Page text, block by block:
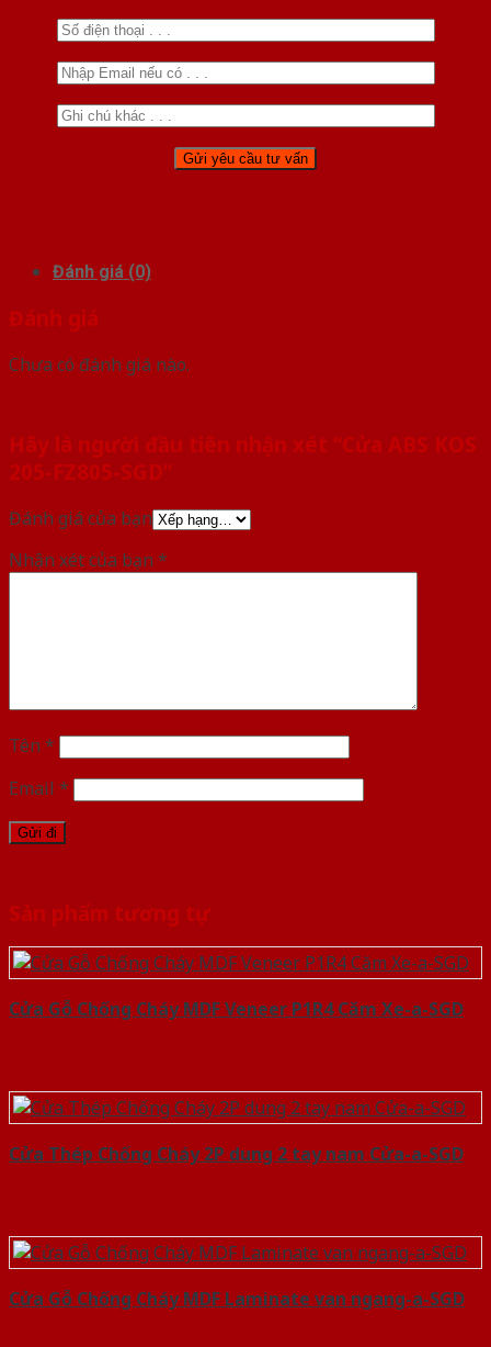
Đánh giá (0)
Đánh giá
Chưa có đánh giá nào.
Hãy là người đầu tiên nhận xét “Cửa ABS KOS
205-FZ805-SGD”
Đánh giá của bạn
Nhận xét của bạn *
Tên *
Email *
Sản phẩm tương tự
Cửa Gỗ Chống Cháy MDF Veneer P1R4 Căm Xe-a-SGD
Cửa Thép Chống Cháy 2P dung 2 tay nam Cửa-a-SGD
Cửa Gỗ Chống Cháy MDF Laminate van ngang-a-SGD